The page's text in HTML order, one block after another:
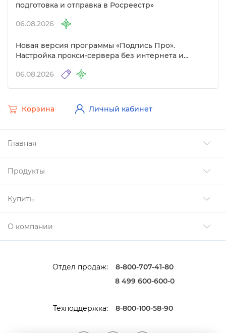
подготовка и отправка в Росреестр»
06.08.2026
Новая версия программы «Подпись Про».
Настройка прокси-сервера без интернета и
06.08.2026
Главная
Продукты
Купить
О компании
Корзина Личный кабинет
Отдел продаж:
8-800-707-41-80
8 499 600-600-0
Техподдержка: 8-800-100-58-90